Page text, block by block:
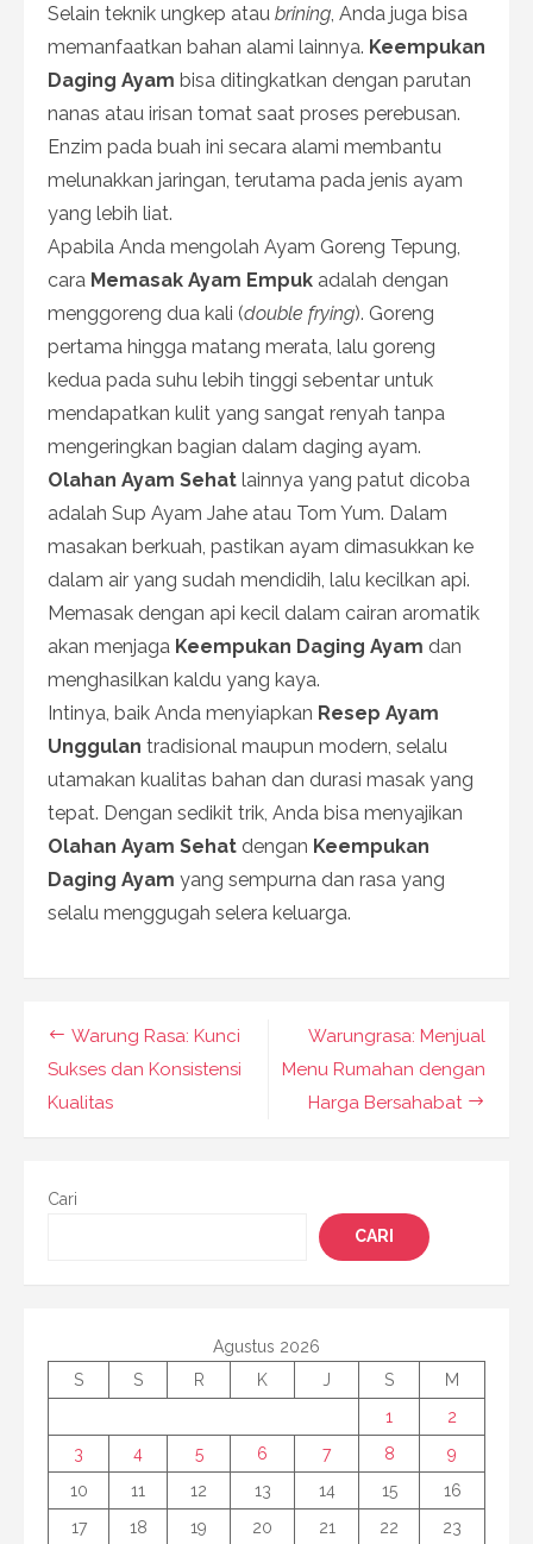
Selain teknik ungkep atau brining , Anda juga bisa
memanfaatkan bahan alami lainnya. Keempukan
Daging Ayam bisa ditingkatkan dengan parutan
nanas atau irisan tomat saat proses perebusan.
Enzim pada buah ini secara alami membantu
melunakkan jaringan, terutama pada jenis ayam
yang lebih liat.
Apabila Anda mengolah Ayam Goreng Tepung,
cara Memasak Ayam Empuk adalah dengan
menggoreng dua kali (double frying). Goreng
pertama hingga matang merata, lalu goreng
kedua pada suhu lebih tinggi sebentar untuk
mendapatkan kulit yang sangat renyah tanpa
mengeringkan bagian dalam daging ayam.
Olahan Ayam Sehat lainnya yang patut dicoba
adalah Sup Ayam Jahe atau Tom Yum. Dalam
masakan berkuah, pastikan ayam dimasukkan ke
dalam air yang sudah mendidih, lalu kecilkan api.
Memasak dengan api kecil dalam cairan aromatik
akan menjaga Keempukan Daging Ayam dan
menghasilkan kaldu yang kaya.
Intinya, baik Anda menyiapkan Resep Ayam
Unggulan tradisional maupun modern, selalu
utamakan kualitas bahan dan durasi masak yang
tepat. Dengan sedikit trik, Anda bisa menyajikan
Olahan Ayam Sehat dengan Keempukan
Daging Ayam yang sempurna dan rasa yang
selalu menggugah selera keluarga.
Navigasi
pos
Warungrasa: Menjual
Menu Rumahan dengan
Harga Bersahabat
Warung Rasa: Kunci
Sukses dan Konsistensi
Kualitas
Cari
CARI
Agustus 2026
S
S R K J S
M
1
2
3
4 5 6 7 8
9
10
11 12 13 14 15
16
17
18 19 20 21 22
23